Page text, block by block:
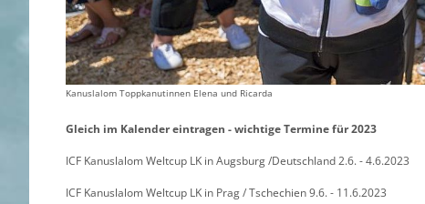
Kanuslalom Toppkanutinnen Elena und Ricarda
Gleich im Kalender eintragen - wichtige Termine für 2023
ICF Kanuslalom Weltcup LK in Augsburg /Deutschland 2.6. - 4.6.2023
ICF Kanuslalom Weltcup LK in Prag / Tschechien 9.6. - 11.6.2023